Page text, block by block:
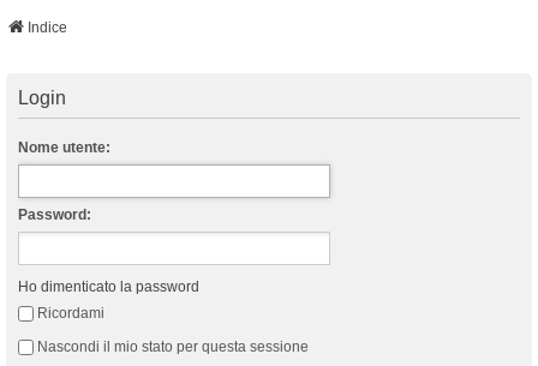
Indice
Login
Nome utente:
Password:
Ho dimenticato la password
Ricordami
Nascondi il mio stato per questa sessione